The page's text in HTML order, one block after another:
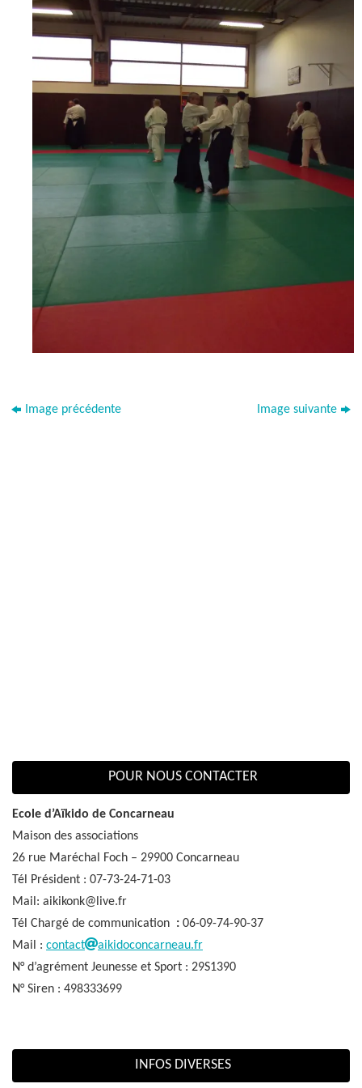
Image précédente Image suivante
POUR NOUS CONTACTER
Ecole d’Aïkido de Concarneau
Maison des associations
26 rue Maréchal Foch – 29900 Concarneau
Tél Président : 07-73-24-71-03
Mail: aikikonk@live.fr
Tél Chargé de communication : 06-09-74-90-37
Mail : contact
aikidoconcarneau.fr
N° d’agrément Jeunesse et Sport : 29S1390
N° Siren : 498333699
INFOS DIVERSES